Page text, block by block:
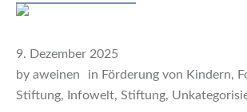
9. Dezember 2025
by aweinen in Förderung von Kindern,
Stiftung, Infowelt, Stiftung,